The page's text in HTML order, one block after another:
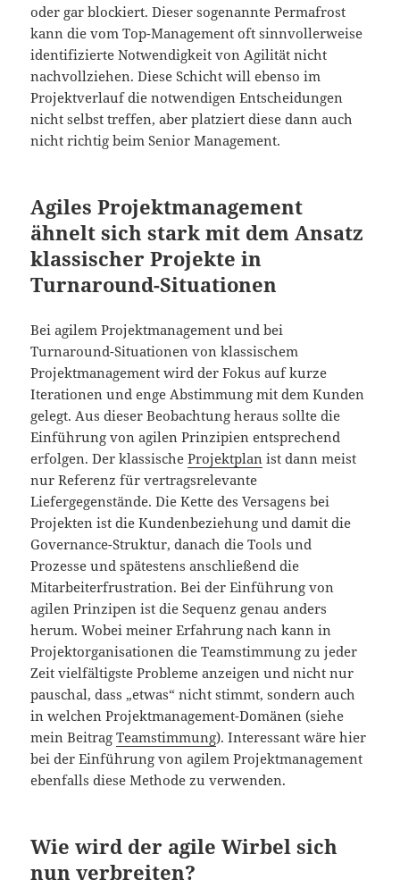
oder gar blockiert. Dieser sogenannte Permafrost
kann die vom Top-Management oft sinnvollerweise
identifizierte Notwendigkeit von Agilität nicht
nachvollziehen. Diese Schicht will ebenso im
Projektverlauf die notwendigen Entscheidungen
nicht selbst treffen, aber platziert diese dann auch
nicht richtig beim Senior Management.
Agiles Projektmanagement
ähnelt sich stark mit dem Ansatz
klassischer Projekte in
Turnaround-Situationen
Bei agilem Projektmanagement und bei
Turnaround-Situationen von klassischem
Projektmanagement wird der Fokus auf kurze
Iterationen und enge Abstimmung mit dem Kunden
gelegt. Aus dieser Beobachtung heraus sollte die
Einführung von agilen Prinzipien entsprechend
erfolgen. Der klassischeProjektplan ist dann meist
nur Referenz für vertragsrelevante
Liefergegenstände. Die Kette des Versagens bei
Projekten ist die Kundenbeziehung und damit die
Governance-Struktur, danach die Tools und
Prozesse und spätestens anschließend die
Mitarbeiterfrustration. Bei der Einführung von
agilen Prinzipen ist die Sequenz genau anders
herum. Wobei meiner Erfahrung nach kann in
Projektorganisationen die Teamstimmung zu jeder
Zeit vielfältigste Probleme anzeigen und nicht nur
pauschal, dass „etwas“ nicht stimmt, sondern auch
in welchen Projektmanagement-Domänen (siehe
mein BeitragTeamstimmung). Interessant wäre hier
bei der Einführung von agilem Projektmanagement
ebenfalls diese Methode zu verwenden.
Wie wird der agile Wirbel sich
nun verbreiten?